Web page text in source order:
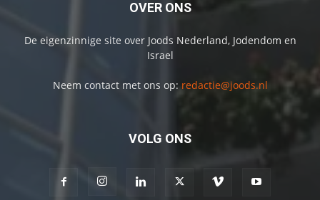
OVER ONS
De eigenzinnige site over Joods Nederland, Jodendom en
Israel
Neem contact met ons op: redactie@joods.nl
VOLG ONS